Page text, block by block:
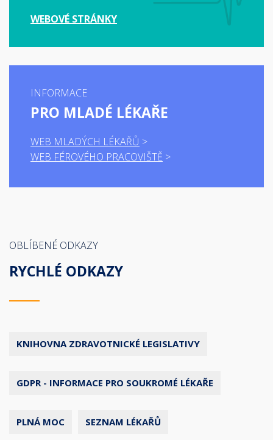
WEBOVÉ STRÁNKY
INFORMACE
PRO MLADÉ LÉKAŘE
WEB MLADÝCH LÉKAŘŮ
WEB FÉROVÉHO PRACOVIŠTĚ
OBLÍBENÉ ODKAZY
RYCHLÉ ODKAZY
KNIHOVNA ZDRAVOTNICKÉ LEGISLATIVY
GDPR - INFORMACE PRO SOUKROMÉ LÉKAŘE
PLNÁ MOC SEZNAM LÉKAŘŮ